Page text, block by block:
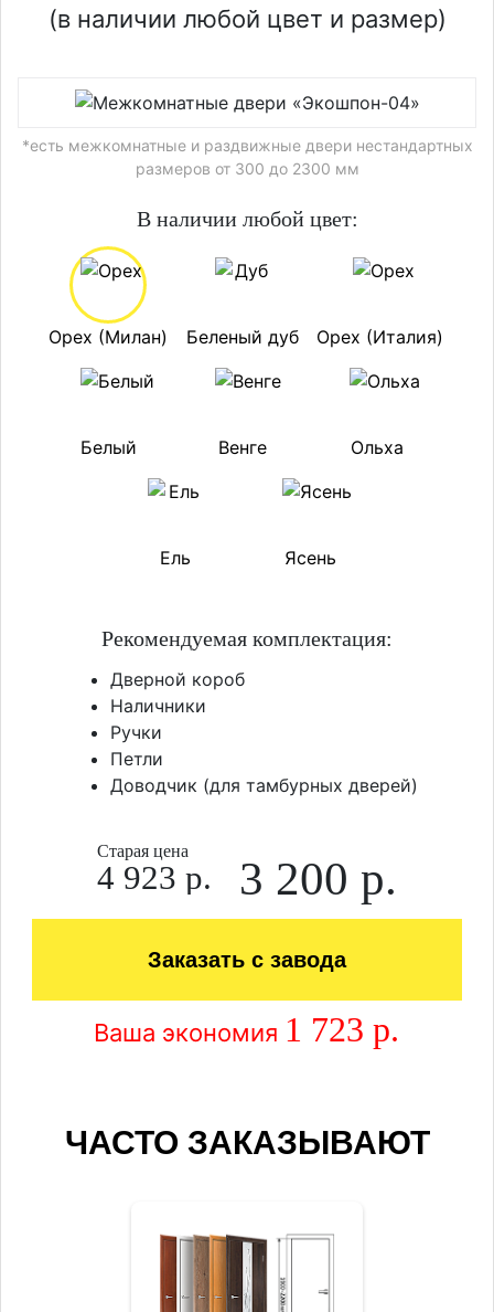
(в наличии любой цвет и размер)
*есть межкомнатные и раздвижные двери нестандартных
размеров от 300 до 2300 мм
В наличии любой цвет:
Орех (Милан) Беленый дуб Орех (Италия)
Белый Венге Ольха
Ель Ясень
Рекомендуемая комплектация:
Дверной короб
Наличники
Ручки
Петли
Доводчик (для тамбурных дверей)
Старая цена
4 923 р. 3 200 р.
Заказать с завода
Ваша экономия 1 723 р.
ЧАСТО ЗАКАЗЫВАЮТ